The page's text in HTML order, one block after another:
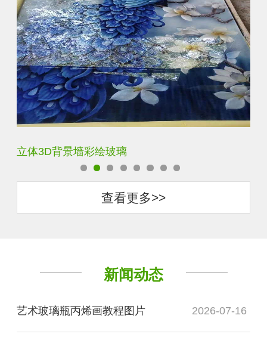
立体3D背景墙彩绘玻璃
查看更多>>
新闻动态
艺术玻璃瓶丙烯画教程图片 2026-07-16